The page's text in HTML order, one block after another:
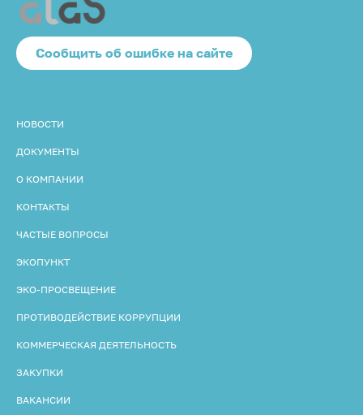
Cообщить об ошибке на сайте
НОВОСТИ
ДОКУМЕНТЫ
О КОМПАНИИ
КОНТАКТЫ
ЧАСТЫЕ ВОПРОСЫ
ЭКОПУНКТ
ЭКО-ПРОСВЕЩЕНИЕ
ПРОТИВОДЕЙСТВИЕ КОРРУПЦИИ
КОММЕРЧЕСКАЯ ДЕЯТЕЛЬНОСТЬ
ЗАКУПКИ
ВАКАНСИИ